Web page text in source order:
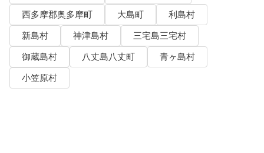
西多摩郡奥多摩町
大島町
利島村
新島村
神津島村
三宅島三宅村
御蔵島村
八丈島八丈町
青ヶ島村
小笠原村